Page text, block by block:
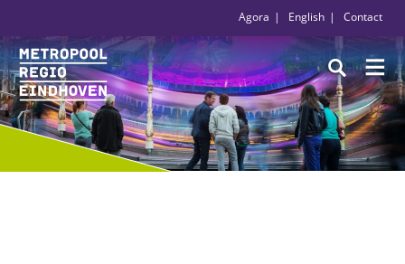
Agora English Contact